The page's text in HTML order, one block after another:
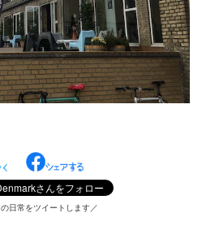
の日常をツイートします／